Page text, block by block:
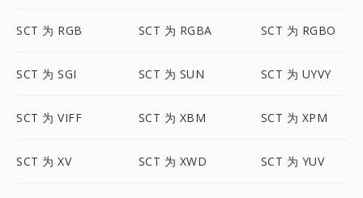
SCT 为 RGB SCT 为 RGBA SCT 为 RGBO
SCT 为 SGI SCT 为 SUN SCT 为 UYVY
SCT 为 VIFF SCT 为 XBM SCT 为 XPM
SCT 为 XV SCT 为 XWD SCT 为 YUV